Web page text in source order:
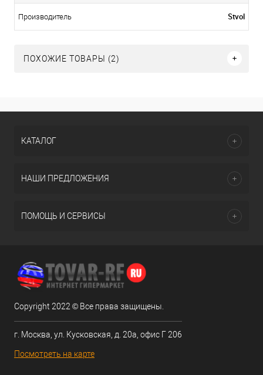
Производитель Stvol
ПОХОЖИЕ ТОВАРЫ (2)
КАТАЛОГ
НАШИ ПРЕДЛОЖЕНИЯ
ПОМОЩЬ И СЕРВИСЫ
Copyright 2022 © Все права защищены.
г. Москва, ул. Кусковская, д. 20а, офис Г 206
Посмотреть на карте